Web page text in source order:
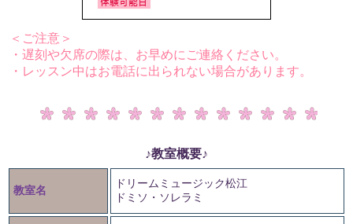
＜ご注意＞
・遅刻や欠席の際は、お早めにご連絡ください。
・レッスン中はお電話に出られない場合があります。
♪教室概要♪
教室名
ドリームミュージック松江
ドミソ・ソレラミ